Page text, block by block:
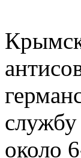
службу
около